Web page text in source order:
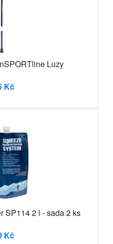
Luzy
Kč
SP114 2 l - sada 2 ks
Kč